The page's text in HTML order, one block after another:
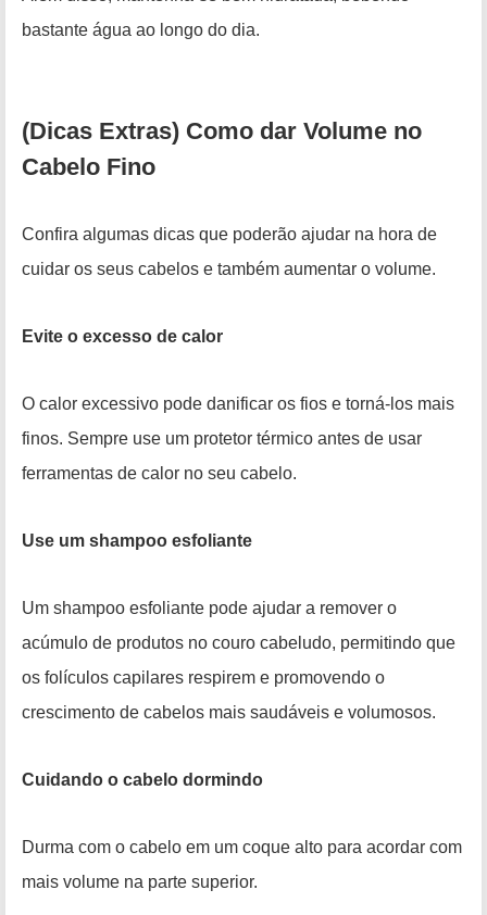
bastante água ao longo do dia.
(Dicas Extras) Como dar Volume no
Cabelo Fino
Confira algumas dicas que poderão ajudar na hora de
cuidar os seus cabelos e também aumentar o volume.
Evite o excesso de calor
O calor excessivo pode danificar os fios e torná-los mais
finos. Sempre use um protetor térmico antes de usar
ferramentas de calor no seu cabelo.
Use um shampoo esfoliante
Um shampoo esfoliante pode ajudar a remover o
acúmulo de produtos no couro cabeludo, permitindo que
os folículos capilares respirem e promovendo o
crescimento de cabelos mais saudáveis e volumosos.
Cuidando o cabelo dormindo
Durma com o cabelo em um coque alto para acordar com
mais volume na parte superior.